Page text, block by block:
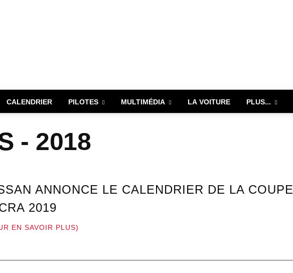
CALENDRIER PILOTES MULTIMÉDIA LA VOITURE PLUS...
- 2018
ANNONCE LE CALENDRIER DE LA COUPE
2019
EN SAVOIR PLUS)